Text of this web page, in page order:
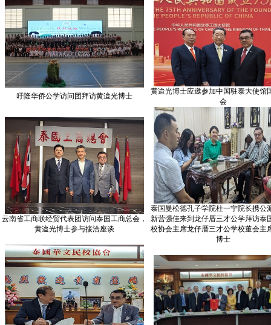
吁隆华侨公学访问团拜访黄迨光博士
黄迨光博士应邀参加中国驻泰大使馆
会
云南省工商联经贸代表团访问泰国工商总会，
黄迨光博士参与接洽座谈
泰国曼松德孔子学院杜一宁院长携公
新营强佳来到龙仔厝三才公学拜访泰
校协会主席龙仔厝三才公学校董会主
博士